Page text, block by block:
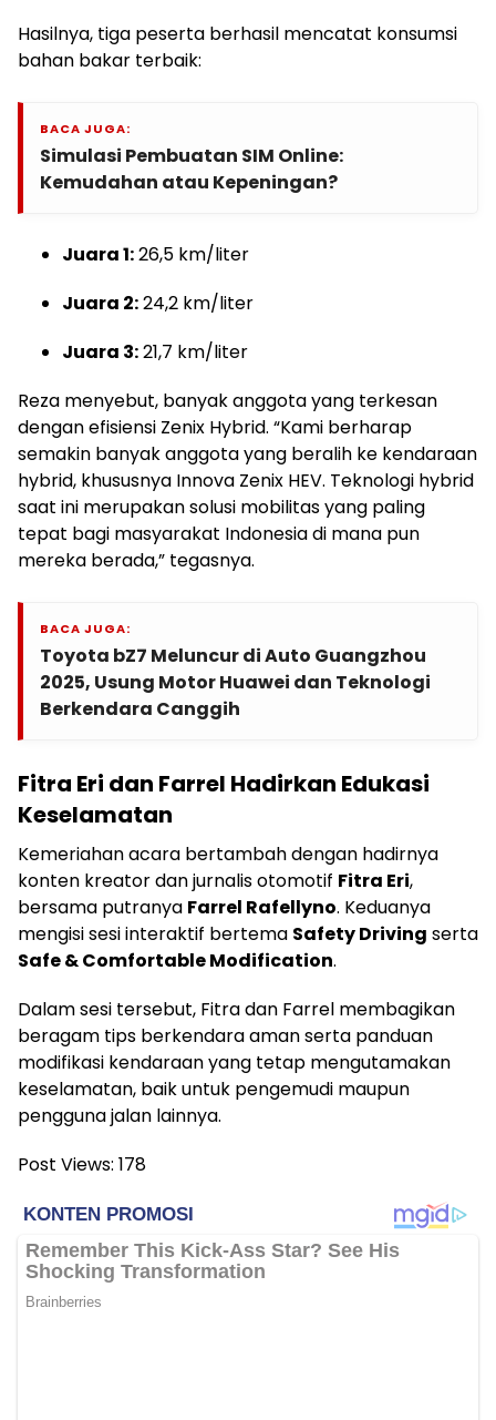
Hasilnya, tiga peserta berhasil mencatat konsumsi
bahan bakar terbaik:
BACA JUGA:
Simulasi Pembuatan SIM Online:
Kemudahan atau Kepeningan?
Juara 1:26,5 km/liter
Juara 2:24,2 km/liter
Juara 3:21,7 km/liter
Reza menyebut, banyak anggota yang terkesan
dengan efisiensi Zenix Hybrid. “Kami berharap
semakin banyak anggota yang beralih ke kendaraan
hybrid, khususnya Innova Zenix HEV. Teknologi hybrid
saat ini merupakan solusi mobilitas yang paling
tepat bagi masyarakat Indonesia di mana pun
mereka berada,” tegasnya.
BACA JUGA:
Toyota bZ7 Meluncur di Auto Guangzhou
2025, Usung Motor Huawei dan Teknologi
Berkendara Canggih
Fitra Eri dan Farrel Hadirkan Edukasi
Keselamatan
Kemeriahan acara bertambah dengan hadirnya
konten kreator dan jurnalis otomotif Fitra Eri,
bersama putranya Farrel Rafellyno. Keduanya
mengisi sesi interaktif bertema Safety Driving serta
Safe & Comfortable Modification.
Dalam sesi tersebut, Fitra dan Farrel membagikan
beragam tips berkendara aman serta panduan
modifikasi kendaraan yang tetap mengutamakan
keselamatan, baik untuk pengemudi maupun
pengguna jalan lainnya.
Post Views: 178